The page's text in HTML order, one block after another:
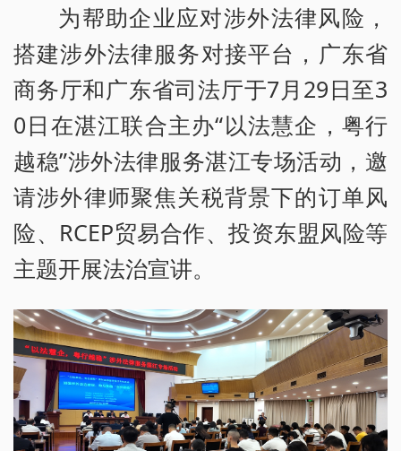
为帮助企业应对涉外法律风险，
搭建涉外法律服务对接平台，广东省
商务厅和广东省司法厅于7月29日至3
0日在湛江联合主办“以法慧企，粤行
越稳”涉外法律服务湛江专场活动，邀
请涉外律师聚焦关税背景下的订单风
险、RCEP贸易合作、投资东盟风险等
主题开展法治宣讲。